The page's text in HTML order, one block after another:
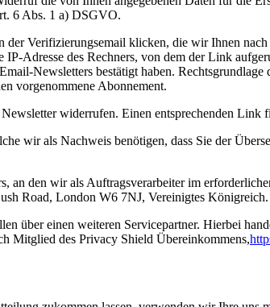
6 Abs. 1 a) DSGVO.
der Verifizierungsemail klicken, die wir Ihnen
Adresse des Rechners, von dem der Link
Newsletters bestätigt haben.
vorgenommene Abonnement.
widerrufen. Einen entsprechenden Link
wir als Nachweis benötigen, dass Sie der
an den wir als Auftragsverarbeiter im
Road, London W6 7NJ, Vereinigtes
über einen weiteren Servicepartner. Hierbei
Mitglied des Privacy Shield Übereinkommens,